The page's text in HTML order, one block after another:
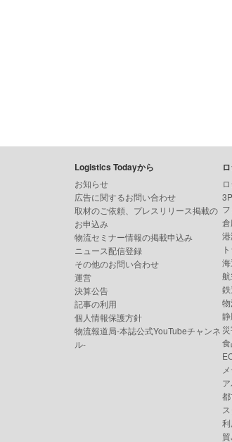
Logistics Todayから
お知らせ
広告に関するお問い合わせ
取材のご依頼、プレスリリース掲載の
お申込み
物流セミナー情報の掲載申込み
ニュース配信登録
その他のお問い合わせ
運営
決算公告
記事の利用
個人情報保護方針
物流報道局-本誌公式YouTubeチャンネ
ル-